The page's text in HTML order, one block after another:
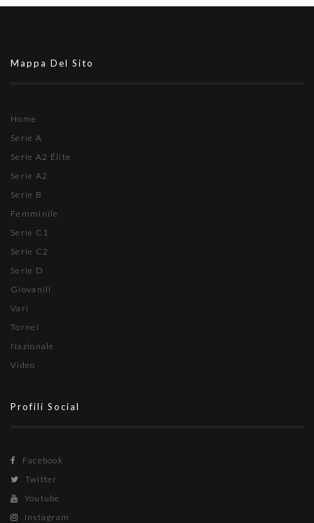
Mappa Del Sito
Home
Serie A
Serie A2 Élite
Serie A2
Serie B
Femminile
Serie C1
Serie C2
Serie D
Giovanili
Vari
Tornei
Nazionale
Video
Profili Social
Facebook
Twitter
Youtube
Instagram